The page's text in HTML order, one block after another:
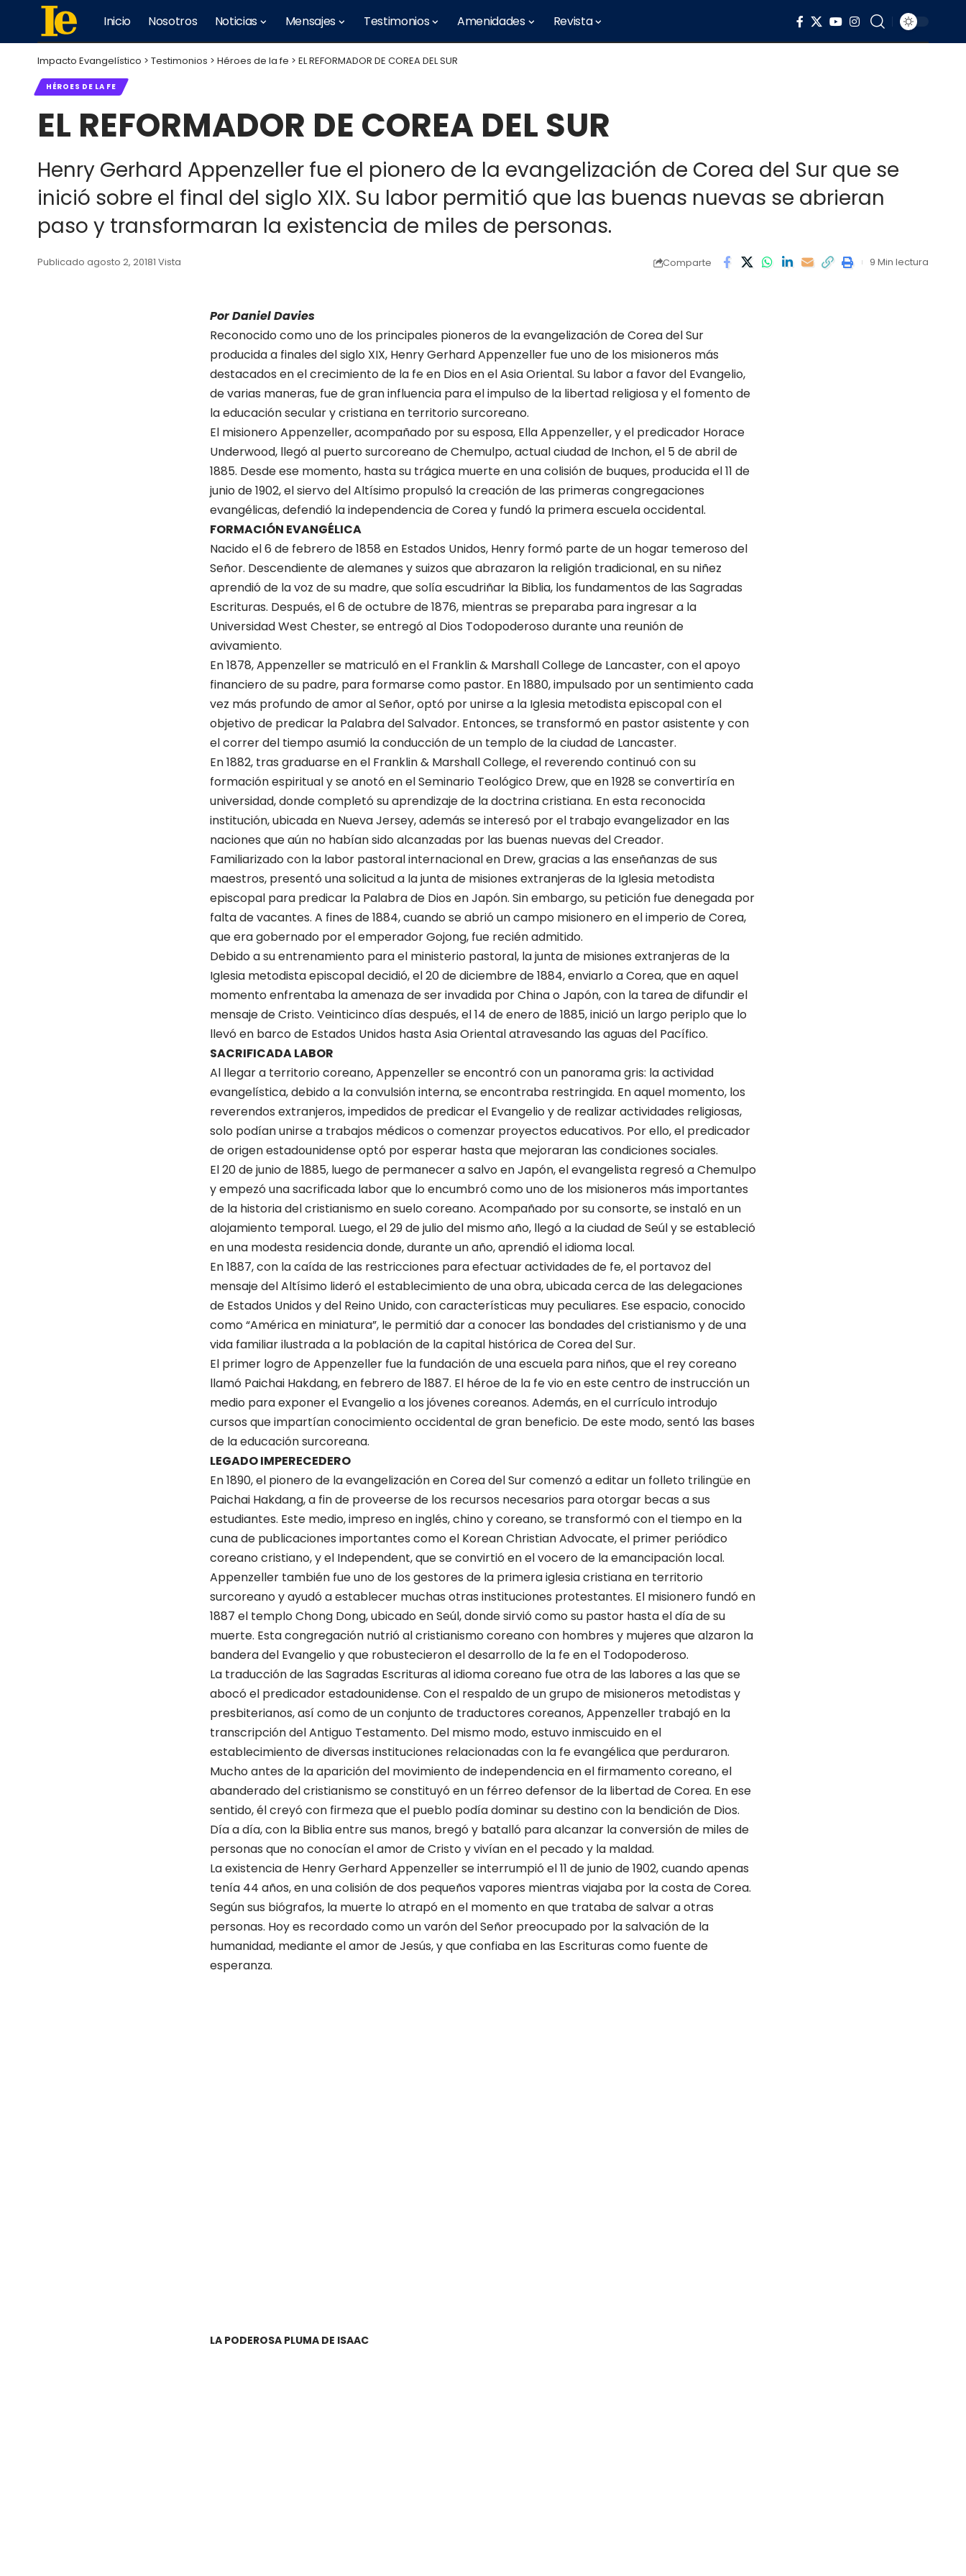
Inicio Nosotros Noticias Mensajes Testimonios Amenidades Revista
Impacto Evangelístico > Testimonios > Héroes de la fe > EL REFORMADOR DE COREA DEL SUR
HÉROES DE LA FE
EL REFORMADOR DE COREA DEL SUR
Henry Gerhard Appenzeller fue el pionero de la evangelización de Corea del Sur que se
inició sobre el final del siglo XIX. Su labor permitió que las buenas nuevas se abrieran
paso y transformaran la existencia de miles de personas.
Publicado agosto 2, 20181 Vista Comparte 9 Min lectura
Por Daniel Davies
Reconocido como uno de los principales pioneros de la evangelización de Corea del Sur
producida a finales del siglo XIX, Henry Gerhard Appenzeller fue uno de los misioneros más
destacados en el crecimiento de la fe en Dios en el Asia Oriental. Su labor a favor del Evangelio,
de varias maneras, fue de gran influencia para el impulso de la libertad religiosa y el fomento de
la educación secular y cristiana en territorio surcoreano.
El misionero Appenzeller, acompañado por su esposa, Ella Appenzeller, y el predicador Horace
Underwood, llegó al puerto surcoreano de Chemulpo, actual ciudad de Inchon, el 5 de abril de
1885. Desde ese momento, hasta su trágica muerte en una colisión de buques, producida el 11 de
junio de 1902, el siervo del Altísimo propulsó la creación de las primeras congregaciones
evangélicas, defendió la independencia de Corea y fundó la primera escuela occidental.
FORMACIÓN EVANGÉLICA
Nacido el 6 de febrero de 1858 en Estados Unidos, Henry formó parte de un hogar temeroso del
Señor. Descendiente de alemanes y suizos que abrazaron la religión tradicional, en su niñez
aprendió de la voz de su madre, que solía escudriñar la Biblia, los fundamentos de las Sagradas
Escrituras. Después, el 6 de octubre de 1876, mientras se preparaba para ingresar a la
Universidad West Chester, se entregó al Dios Todopoderoso durante una reunión de
avivamiento.
En 1878, Appenzeller se matriculó en el Franklin & Marshall College de Lancaster, con el apoyo
financiero de su padre, para formarse como pastor. En 1880, impulsado por un sentimiento cada
vez más profundo de amor al Señor, optó por unirse a la Iglesia metodista episcopal con el
objetivo de predicar la Palabra del Salvador. Entonces, se transformó en pastor asistente y con
el correr del tiempo asumió la conducción de un templo de la ciudad de Lancaster.
En 1882, tras graduarse en el Franklin & Marshall College, el reverendo continuó con su
formación espiritual y se anotó en el Seminario Teológico Drew, que en 1928 se convertiría en
universidad, donde completó su aprendizaje de la doctrina cristiana. En esta reconocida
institución, ubicada en Nueva Jersey, además se interesó por el trabajo evangelizador en las
naciones que aún no habían sido alcanzadas por las buenas nuevas del Creador.
Familiarizado con la labor pastoral internacional en Drew, gracias a las enseñanzas de sus
maestros, presentó una solicitud a la junta de misiones extranjeras de la Iglesia metodista
episcopal para predicar la Palabra de Dios en Japón. Sin embargo, su petición fue denegada por
falta de vacantes. A fines de 1884, cuando se abrió un campo misionero en el imperio de Corea,
que era gobernado por el emperador Gojong, fue recién admitido.
Debido a su entrenamiento para el ministerio pastoral, la junta de misiones extranjeras de la
Iglesia metodista episcopal decidió, el 20 de diciembre de 1884, enviarlo a Corea, que en aquel
momento enfrentaba la amenaza de ser invadida por China o Japón, con la tarea de difundir el
mensaje de Cristo. Veinticinco días después, el 14 de enero de 1885, inició un largo periplo que lo
llevó en barco de Estados Unidos hasta Asia Oriental atravesando las aguas del Pacífico.
SACRIFICADA LABOR
Al llegar a territorio coreano, Appenzeller se encontró con un panorama gris: la actividad
evangelística, debido a la convulsión interna, se encontraba restringida. En aquel momento, los
reverendos extranjeros, impedidos de predicar el Evangelio y de realizar actividades religiosas,
solo podían unirse a trabajos médicos o comenzar proyectos educativos. Por ello, el predicador
de origen estadounidense optó por esperar hasta que mejoraran las condiciones sociales.
El 20 de junio de 1885, luego de permanecer a salvo en Japón, el evangelista regresó a Chemulpo
y empezó una sacrificada labor que lo encumbró como uno de los misioneros más importantes
de la historia del cristianismo en suelo coreano. Acompañado por su consorte, se instaló en un
alojamiento temporal. Luego, el 29 de julio del mismo año, llegó a la ciudad de Seúl y se estableció
en una modesta residencia donde, durante un año, aprendió el idioma local.
En 1887, con la caída de las restricciones para efectuar actividades de fe, el portavoz del
mensaje del Altísimo lideró el establecimiento de una obra, ubicada cerca de las delegaciones
de Estados Unidos y del Reino Unido, con características muy peculiares. Ese espacio, conocido
como “América en miniatura”, le permitió dar a conocer las bondades del cristianismo y de una
vida familiar ilustrada a la población de la capital histórica de Corea del Sur.
El primer logro de Appenzeller fue la fundación de una escuela para niños, que el rey coreano
llamó Paichai Hakdang, en febrero de 1887. El héroe de la fe vio en este centro de instrucción un
medio para exponer el Evangelio a los jóvenes coreanos. Además, en el currículo introdujo
cursos que impartían conocimiento occidental de gran beneficio. De este modo, sentó las bases
de la educación surcoreana.
LEGADO IMPERECEDERO
En 1890, el pionero de la evangelización en Corea del Sur comenzó a editar un folleto trilingüe en
Paichai Hakdang, a fin de proveerse de los recursos necesarios para otorgar becas a sus
estudiantes. Este medio, impreso en inglés, chino y coreano, se transformó con el tiempo en la
cuna de publicaciones importantes como el Korean Christian Advocate, el primer periódico
coreano cristiano, y el Independent, que se convirtió en el vocero de la emancipación local.
Appenzeller también fue uno de los gestores de la primera iglesia cristiana en territorio
surcoreano y ayudó a establecer muchas otras instituciones protestantes. El misionero fundó en
1887 el templo Chong Dong, ubicado en Seúl, donde sirvió como su pastor hasta el día de su
muerte. Esta congregación nutrió al cristianismo coreano con hombres y mujeres que alzaron la
bandera del Evangelio y que robustecieron el desarrollo de la fe en el Todopoderoso.
La traducción de las Sagradas Escrituras al idioma coreano fue otra de las labores a las que se
abocó el predicador estadounidense. Con el respaldo de un grupo de misioneros metodistas y
presbiterianos, así como de un conjunto de traductores coreanos, Appenzeller trabajó en la
transcripción del Antiguo Testamento. Del mismo modo, estuvo inmiscuido en el
establecimiento de diversas instituciones relacionadas con la fe evangélica que perduraron.
Mucho antes de la aparición del movimiento de independencia en el firmamento coreano, el
abanderado del cristianismo se constituyó en un férreo defensor de la libertad de Corea. En ese
sentido, él creyó con firmeza que el pueblo podía dominar su destino con la bendición de Dios.
Día a día, con la Biblia entre sus manos, bregó y batalló para alcanzar la conversión de miles de
personas que no conocían el amor de Cristo y vivían en el pecado y la maldad.
La existencia de Henry Gerhard Appenzeller se interrumpió el 11 de junio de 1902, cuando apenas
tenía 44 años, en una colisión de dos pequeños vapores mientras viajaba por la costa de Corea.
Según sus biógrafos, la muerte lo atrapó en el momento en que trataba de salvar a otras
personas. Hoy es recordado como un varón del Señor preocupado por la salvación de la
humanidad, mediante el amor de Jesús, y que confiaba en las Escrituras como fuente de
esperanza.
LA PODEROSA PLUMA DE ISAAC